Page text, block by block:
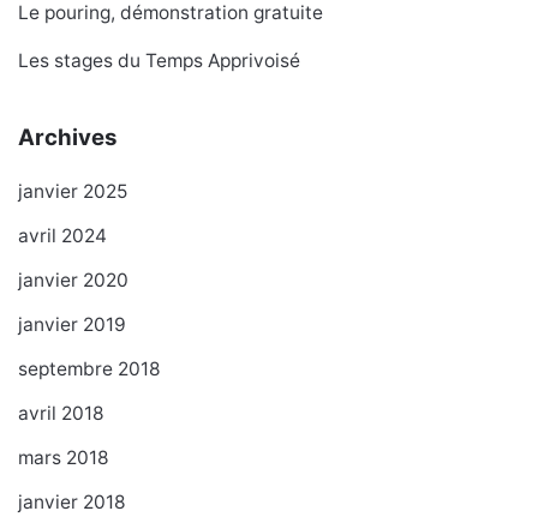
Le pouring, démonstration gratuite
Les stages du Temps Apprivoisé
Archives
janvier 2025
avril 2024
janvier 2020
janvier 2019
septembre 2018
avril 2018
mars 2018
janvier 2018